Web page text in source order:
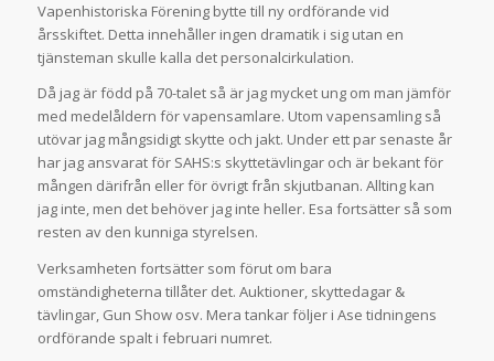
Vapenhistoriska Förening bytte till ny ordförande vid
årsskiftet. Detta innehåller ingen dramatik i sig utan en
tjänsteman skulle kalla det personalcirkulation.
Då jag är född på 70-talet så är jag mycket ung om man jämför
med medelåldern för vapensamlare. Utom vapensamling så
utövar jag mångsidigt skytte och jakt. Under ett par senaste år
har jag ansvarat för SAHS:s skyttetävlingar och är bekant för
mången därifrån eller för övrigt från skjutbanan. Allting kan
jag inte, men det behöver jag inte heller. Esa fortsätter så som
resten av den kunniga styrelsen.
Verksamheten fortsätter som förut om bara
omständigheterna tillåter det. Auktioner, skyttedagar &
tävlingar, Gun Show osv. Mera tankar följer i Ase tidningens
ordförande spalt i februari numret.